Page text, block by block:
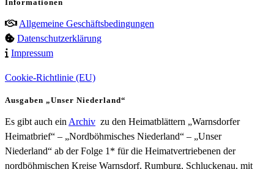
Informationen
Allgemeine Geschäftsbedingungen
Datenschutzerklärung
Impressum
Cookie-Richtlinie (EU)
Ausgaben „Unser Niederland“
Es gibt auch ein Archiv zu den Heimatblättern „Warnsdorfer
Heimatbrief“ – „Nordböhmisches Niederland“ – „Unser
Niederland“ ab der Folge 1* für die Heimatvertriebenen der
nordböhmischen Kreise Warnsdorf, Rumburg, Schluckenau, mit